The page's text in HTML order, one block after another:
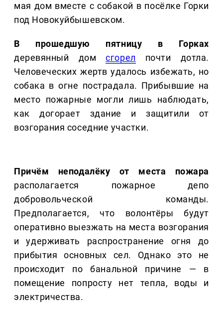
мая дом вместе с собакой в посёлке Горки
под Новокуйбышевском.
В прошедшую пятницу в Горках
деревянный домсгорел почти дотла.
Человеческих жертв удалось избежать, но
собака в огне пострадала. Прибывшие на
место пожарные могли лишь наблюдать,
как догорает здание и защитили от
возгорания соседние участки.
Причём неподалёку от места пожара
располагается пожарное депо
добровольческой команды.
Предполагается, что волонтёры будут
оперативно выезжать на места возгорания
и удерживать распространение огня до
прибытия основных сел. Однако это не
происходит по банальной причине — в
помещение попросту нет тепла, воды и
электричества.